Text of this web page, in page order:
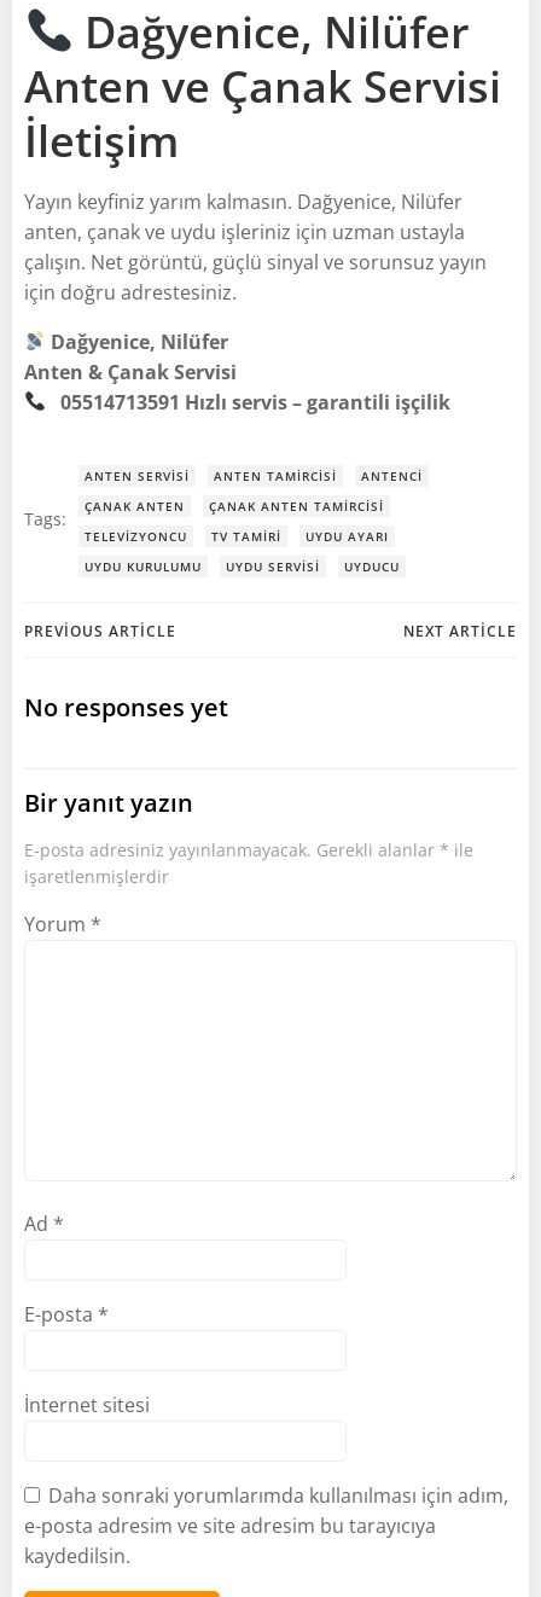
Dağyenice, Nilüfer
Anten ve Çanak Servisi
İletişim
Yayın keyfiniz yarım kalmasın. Dağyenice, Nilüfer
anten, çanak ve uydu işleriniz için uzman ustayla
çalışın. Net görüntü, güçlü sinyal ve sorunsuz yayın
için doğru adrestesiniz.
Dağyenice, Nilüfer
Anten & Çanak Servisi
05514713591 Hızlı servis – garantili işçilik
Tags:
ANTEN SERVISI ANTEN TAMIRCISI
ANTENCI
ÇANAK ANTEN
ÇANAK ANTEN TAMIRCISI
TELEVIZYONCU
TV TAMIRI
UYDU AYARI
UYDU KURULUMU
UYDU SERVISI UYDUCU
Post
navigation
PREVIOUS ARTICLE NEXT ARTICLE
No responses yet
Bir yanıt yazın
E-posta adresiniz yayınlanmayacak. Gerekli alanlar * ile
işaretlenmişlerdir
Yorum *
Ad *
E-posta *
İnternet sitesi
Daha sonraki yorumlarımda kullanılması için adım,
e-posta adresim ve site adresim bu tarayıcıya
kaydedilsin.